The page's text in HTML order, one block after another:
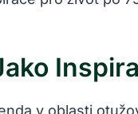
v oblasti